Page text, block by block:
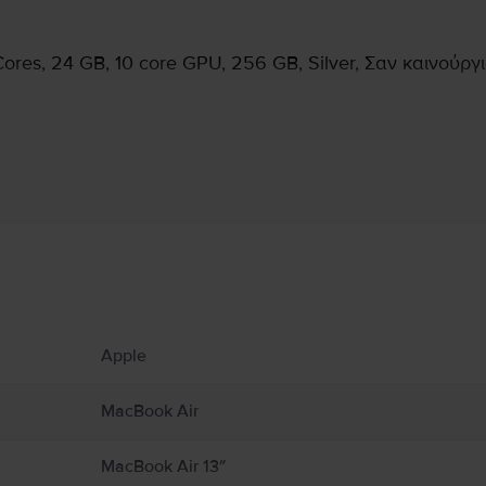
24 GB, 10 core GPU, 256 GB, Silver, Σαν
ή τζάκια, όπου οι θερμοκρασίες μπορεί να υπερβαίνουν τους 100°C.
από υγρασία, ή καιρικά φαινόμενα όπως βροχή, χιόνι και ομίχλη. Για να
επαφή με τη συσκευή ή τον προσαρμογέα τροφοδοτικού της κατά τη
πεδία. Αυτοί οι μαγνήτες και τα ηλεκτρομαγνητικά πεδία
Apple
MacBook Air
MacBook Air 13″